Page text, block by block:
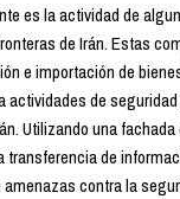
es la actividad de
de Irán. Estas
e importación de
actividades de
Utilizando una
transferencia de
contra la